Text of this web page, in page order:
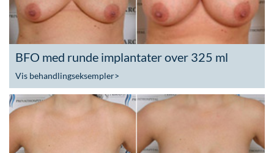
BFO med runde implantater over 325 ml
Vis behandlingseksempler>